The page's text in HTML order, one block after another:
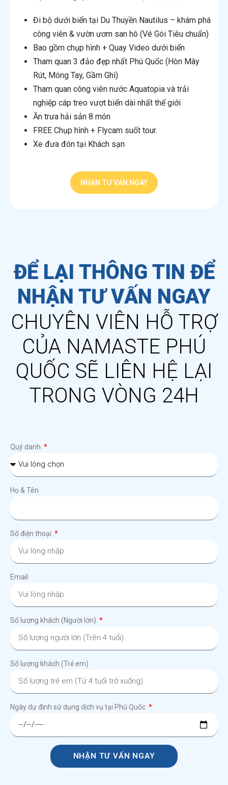
Đi bộ dưới biển tại Du Thuyền Nautilus – khám phá
công viên & vườn ươm san hô (Vé Gói Tiêu chuẩn)
Bao gồm chụp hình + Quay Video dưới biển
Tham quan 3 đảo đẹp nhất Phú Quốc (Hòn Mây
Rút, Móng Tay, Gầm Ghì)
Tham quan công viên nước Aquatopia và trải
nghiệp cáp treo vượt biển dài nhất thế giới
Ăn trưa hải sản 8 món
FREE Chụp hình + Flycam suốt tour.
Xe đưa đón tại Khách sạn
NHẬN TƯ VẤN NGAY
ĐỂ LẠI THÔNG TIN ĐỂ
NHẬN TƯ VẤN NGAY
CHUYÊN VIÊN HỖ TRỢ
CỦA NAMASTE PHÚ
QUỐC SẼ LIÊN HỆ LẠI
TRONG VÒNG 24H
Quý danh
Họ & Tên
Số điện thoại
Email
Số lượng khách (Người lớn)
Số lượng khách (Trẻ em)
Ngày dự định sử dụng dịch vụ tại Phú Quốc
NHẬN TƯ VẤN NGAY